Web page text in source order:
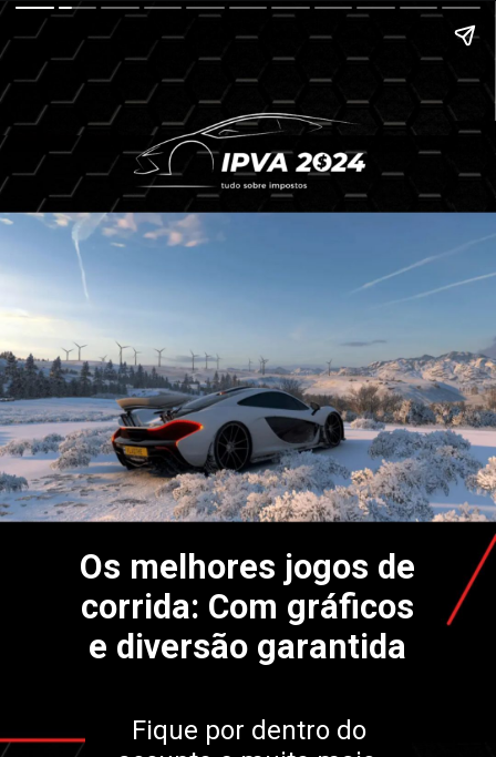
Os melhores jogos de
corrida: Com gráficos
e diversão garantida
Fique por dentro do